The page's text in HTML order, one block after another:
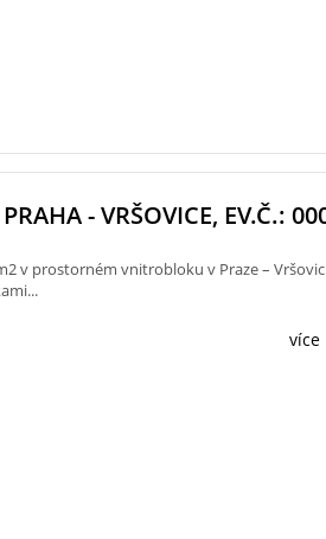
- VRŠOVICE, EV.Č.:
v prostorném vnitrobloku v Praze –
více